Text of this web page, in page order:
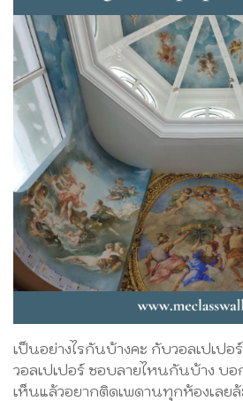
เป็นอย่างไรกันบ้างคะ กับวอลเปเป
วอลเปเปอร์ ชอบลายไหนกันบ้าง บ
เห็นแล้วอยากติดเพดานทุกห้องเลยล้